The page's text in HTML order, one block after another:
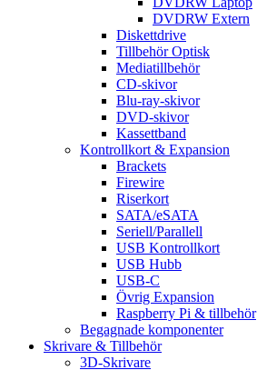
DVDRW Extern
Diskettdrive
Tillbehör Optisk
Mediatillbehör
CD-skivor
Blu-ray-skivor
DVD-skivor
Kassettband
Kontrollkort & Expansion
Brackets
Firewire
Riserkort
SATA/eSATA
Seriell/Parallell
USB Kontrollkort
USB Hubb
USB-C
Övrig Expansion
Raspberry Pi & tillbehör
Begagnade komponenter
Skrivare & Tillbehör
3D-Skrivare